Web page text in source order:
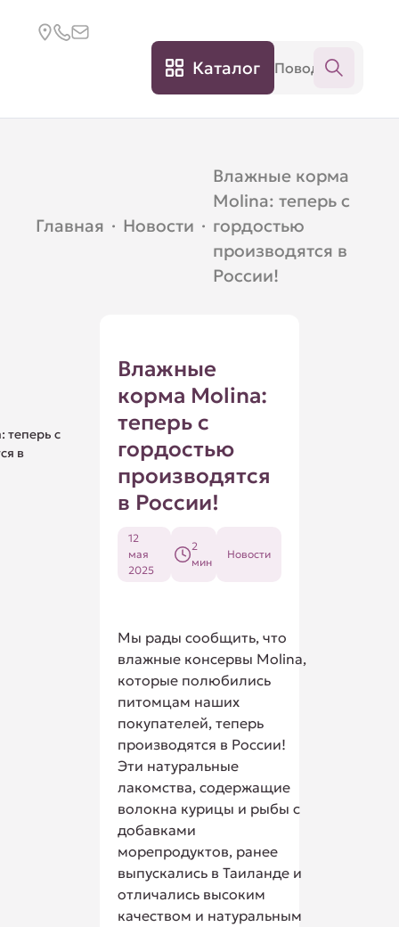
Каталог
Главная · Новости ·
Влажные корма
Molina: теперь с
гордостью
производятся в
России!
Влажные
корма Molina:
теперь с
гордостью
производятся
в России!
12
мая
2025
2
мин
Новости
теперь с
в
Мы рады сообщить, что
влажные консервы Molina,
которые полюбились
питомцам наших
покупателей, теперь
производятся в России!
Эти натуральные
лакомства, содержащие
волокна курицы и рыбы с
добавками
морепродуктов, ранее
выпускались в Таиланде и
отличались высоким
качеством и натуральным